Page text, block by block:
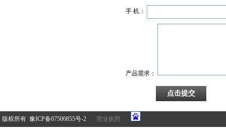
手 机：
产品需求：
版权所有 豫ICP备07500855号-2 营业执照